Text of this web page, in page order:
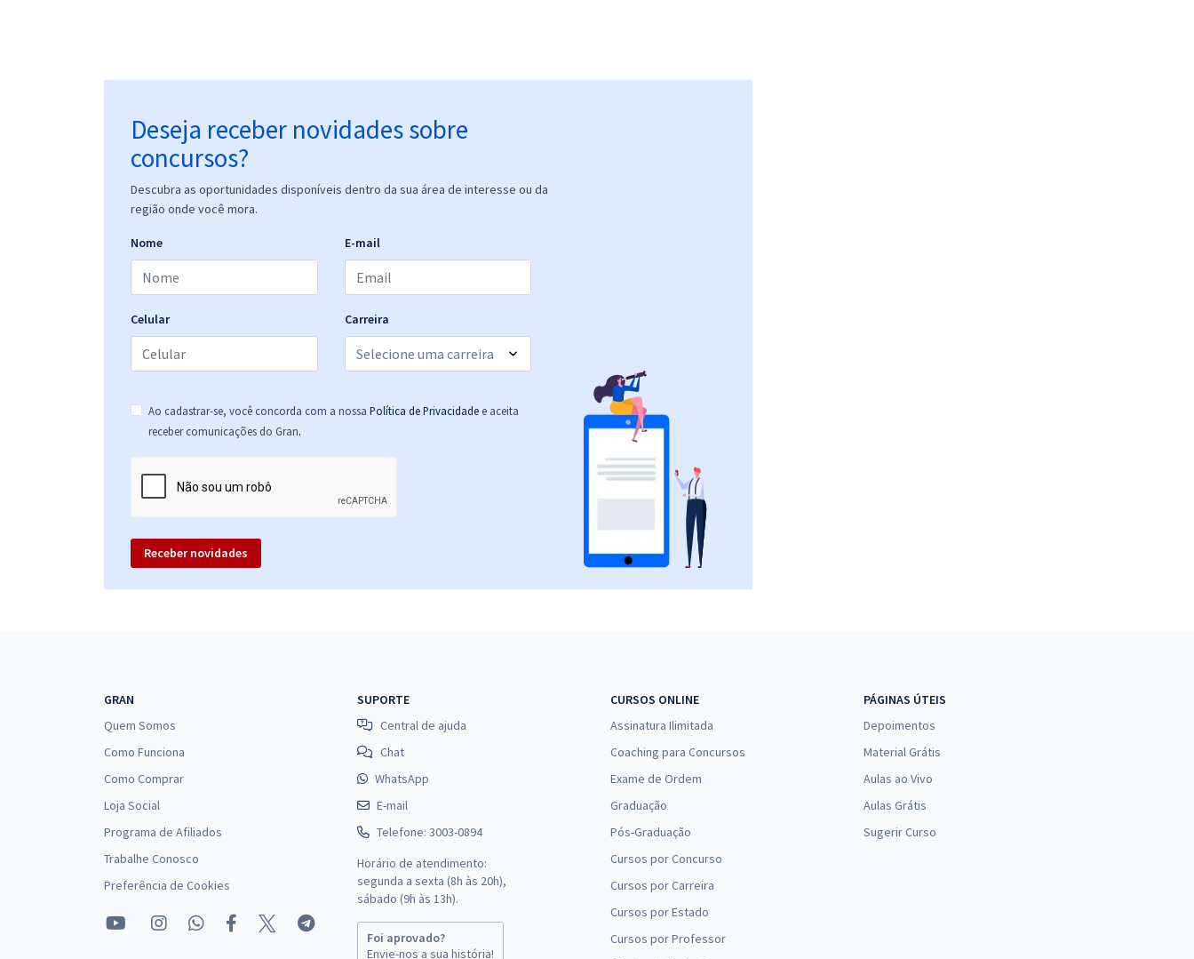
Deseja receber novidades sobre
concursos?
Descubra as oportunidades disponíveis dentro da sua área de interesse ou da
região onde você mora.
Nome E-mail
Celular Carreira
Ao cadastrar-se, você concorda com a nossa Política de Privacidade e aceita
receber comunicações do Gran.
Receber novidades
GRAN
Quem Somos
Como Funciona
Como Comprar
Loja Social
Programa de Afiliados
Trabalhe Conosco
Preferência de Cookies
SUPORTE
Central de ajuda
Chat
WhatsApp
E-mail
Telefone: 3003-0894
Horário de atendimento:
segunda a sexta (8h às 20h),
sábado (9h às 13h).
Foi aprovado?
Envie-nos a sua história!
CURSOS ONLINE
Assinatura Ilimitada
Coaching para Concursos
Exame de Ordem
Graduação
Pós-Graduação
Cursos por Concurso
Cursos por Carreira
Cursos por Estado
Cursos por Professor
PÁGINAS ÚTEIS
Depoimentos
Material Grátis
Aulas ao Vivo
Aulas Grátis
Sugerir Curso